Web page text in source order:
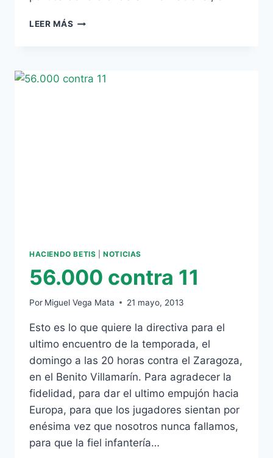
LEER MÁS GUILLÉN
LOS
HACIENDO BETIS |NOTICIAS
56.000 contra 11
Por Miguel Vega Mata 21 mayo, 2013
Esto es lo que quiere la directiva para el
ultimo encuentro de la temporada, el
domingo a las 20 horas contra el Zaragoza,
en el Benito Villamarín. Para agradecer la
fidelidad, para dar el ultimo empujón hacia
Europa, para que los jugadores sientan por
enésima vez que nosotros nunca fallamos,
para que la fiel infantería…